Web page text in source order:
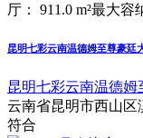
厅： 911.0 m²最大容
昆明七彩云南温德姆至尊豪廷
昆明七彩云南温德姆
云南省昆明市西山区
符合